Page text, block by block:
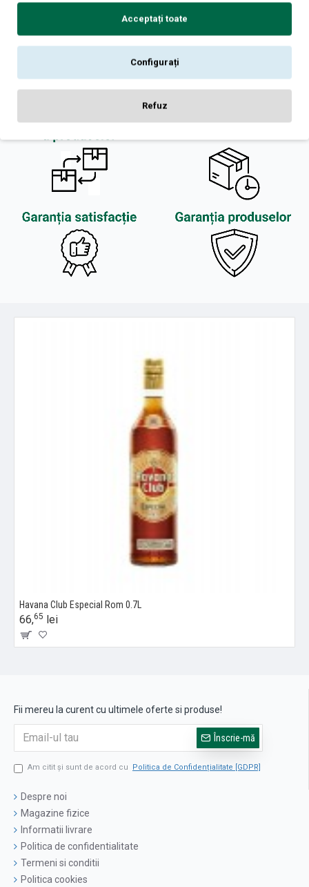
Havana Club Especial Rom 0.7L
66,65 lei
Fii mereu la curent cu ultimele oferte si produse!
Înscrie-mă
Am citit şi sunt de acord cu Politica de Confidențialitate [GDPR]
Despre noi
Magazine fizice
Informatii livrare
Politica de confidentialitate
Termeni si conditii
Politica cookies
Acceptați toate
Configurați
Refuz